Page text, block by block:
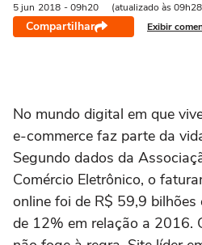
5 jun 2018 - 09h20 (atualizado às
Compartilhar Exibir
No mundo digital em que
e-commerce faz parte da
Segundo dados da
Comércio Eletrônico, o
online foi de R$ 59,9
de 12% em relação a 2016.